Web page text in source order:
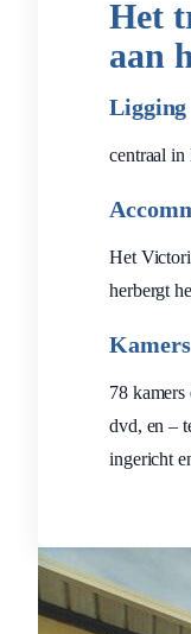
Het
aan
Ligging
centraal in
Het
herbergt
Kamers
78
dvd, en –
ingericht